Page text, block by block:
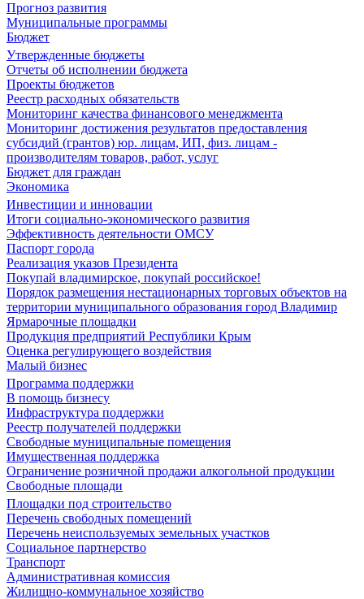
Прогноз развития
Муниципальные программы
Бюджет
Утвержденные бюджеты
Отчеты об исполнении бюджета
Проекты бюджетов
Реестр расходных обязательств
Мониторинг качества финансового менеджмента
Мониторинг достижения результатов предоставления
субсидий (грантов) юр. лицам, ИП, физ. лицам -
производителям товаров, работ, услуг
Бюджет для граждан
Экономика
Инвестиции и инновации
Итоги социально-экономического развития
Эффективность деятельности ОМСУ
Паспорт города
Реализация указов Президента
Покупай владимирское, покупай российское!
Порядок размещения нестационарных торговых объектов на
территории муниципального образования город Владимир
Ярмарочные площадки
Продукция предприятий Республики Крым
Оценка регулирующего воздействия
Малый бизнес
Программа поддержки
В помощь бизнесу
Инфраструктура поддержки
Реестр получателей поддержки
Свободные муниципальные помещения
Имущественная поддержка
Ограничение розничной продажи алкогольной продукции
Свободные площади
Площадки под строительство
Перечень свободных помещений
Перечень неиспользуемых земельных участков
Социальное партнерство
Транспорт
Административная комиссия
Жилищно-коммунальное хозяйство